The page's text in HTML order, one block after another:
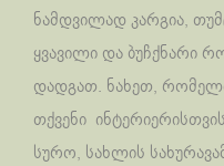
ნამდვილად კარგია,
ყვავილი და ბუჩქნარი
დადგათ. ნახეთ,
თქვენი
სურო, სახლის